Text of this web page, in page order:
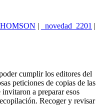
| _novedad_2201 |
cumplir los editores del
peticiones de copias de las
a preparar esos
Recoger y revisar